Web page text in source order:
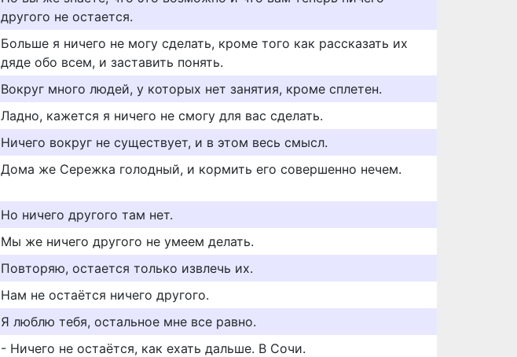
другого не остается.
Больше я ничего не могу сделать, кроме того как рассказать их
дяде обо всем, и заставить понять.
Вокруг много людей, у которыx нет занятия, кроме сплетен.
Ладно, кажется я ничего не смогу для вас сделать.
Ничего вокруг не существует, и в этом весь смысл.
Дома же Сережка голодный, и кормить его совершенно нечем.
Но ничего другого там нет.
Мы же ничего другого не умеем делать.
Повторяю, остается только извлечь их.
Нам не остаётся ничего другого.
Я люблю тебя, остальное мне все равно.
- Ничего не остаётся, как ехать дальше. В Сочи.